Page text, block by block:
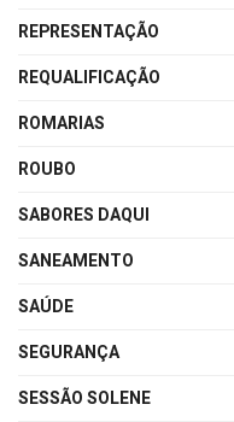
REPRESENTAÇÃO
REQUALIFICAÇÃO
ROMARIAS
ROUBO
SABORES DAQUI
SANEAMENTO
SAÚDE
SEGURANÇA
SESSÃO SOLENE